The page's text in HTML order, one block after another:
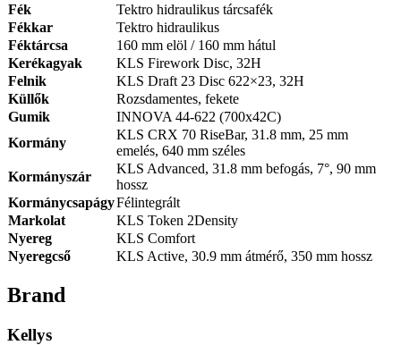
Fék
Tektro hidraulikus tárcsafék
Fékkar
Tektro hidraulikus
Féktárcsa
160 mm elöl / 160 mm hátul
Kerékagyak
KLS Firework Disc, 32H
Felnik
KLS Draft 23 Disc 622×23, 32H
Küllők
Rozsdamentes, fekete
Gumik
INNOVA 44-622 (700x42C)
Kormány
KLS CRX 70 RiseBar, 31.8 mm, 25 mm
emelés, 640 mm széles
Kormányszár
KLS Advanced, 31.8 mm befogás, 7°, 90 mm
hossz
KormánycsapágyFélintegrált
Markolat
KLS Token 2Density
Nyereg
KLS Comfort
Nyeregcső
KLS Active, 30.9 mm átmérő, 350 mm hossz
Brand
Kellys